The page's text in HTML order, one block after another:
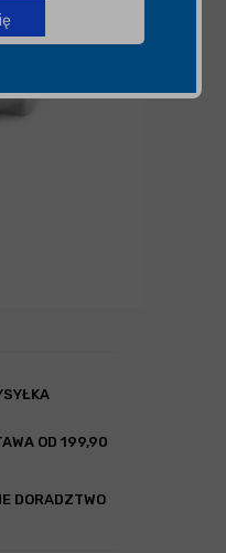
OD 199,90
DORADZTWO